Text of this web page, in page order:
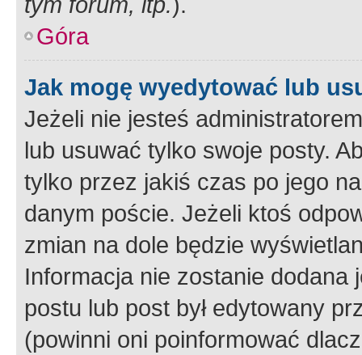
Góra
Jak mogę wyedytować lub
Jeżeli nie jesteś
lub usuwać tylko swoje posty.
tylko przez jakiś czas po jego
danym poście. Jeżeli ktoś
zmian na dole będzie
Informacja nie zostanie dodana
postu lub post był edytowany
(powinni oni poinformować